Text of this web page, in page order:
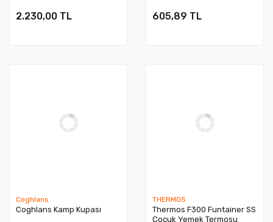
- 270974
2.230,00 TL 605,89 TL
Coghlans
Coghlans Kamp Kupası
THERMOS
Thermos F300 Funtainer SS
Çocuk Yemek Termosu